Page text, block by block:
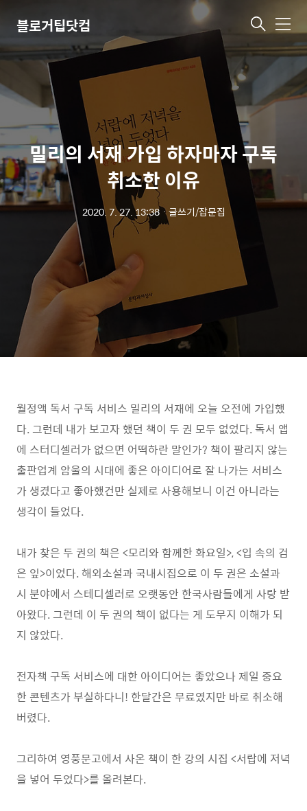
블로거팁닷컴 메
밀리의 서재 가입 하자마자 구독
취소한 이유
2020. 7. 27. 13:38ㆍ글쓰기/잡문집
월정액 독서 구독 서비스 밀리의 서재에 오늘 오전에 가입했
다. 그런데 내가 보고자 했던 책이 두 권 모두 없었다. 독서 앱
에 스터디셀러가 없으면 어떡하란 말인가? 책이 팔리지 않는
출판업계 암울의 시대에 좋은 아이디어로 잘 나가는 서비스
가 생겼다고 좋아했건만 실제로 사용해보니 이건 아니라는
생각이 들었다.
내가 찾은 두 권의 책은 <모리와 함께한 화요일>, <입 속의 검
은 잎>이었다. 해외소설과 국내시집으로 이 두 권은 소설과
시 분야에서 스테디셀러로 오랫동안 한국사람들에게 사랑 받
아왔다. 그런데 이 두 권의 책이 없다는 게 도무지 이해가 되
지 않았다.
전자책 구독 서비스에 대한 아이디어는 좋았으나 제일 중요
한 콘텐츠가 부실하다니! 한달간은 무료였지만 바로 취소해
버렸다.
그리하여 영풍문고에서 사온 책이 한 강의 시집 <서랍에 저녁
을 넣어 두었다>를 올려본다.